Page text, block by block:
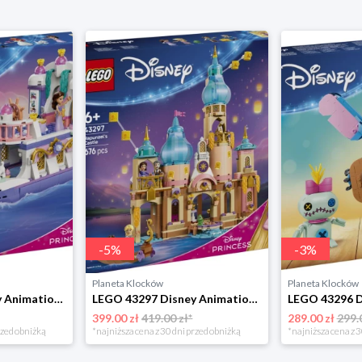
LEGO 43299 Disney Animation Królewska łódź weselna Arielki Lego
obniżką
-5%
Planeta Klocków
LEGO 43297 Disney Animation Zamek Roszpunki Lego
399.00 zł419.00 zł*
*najniższa cena z 30 dni przed obniżką
-3%
Planeta Klocków
289.00 zł
*najniższa cena z